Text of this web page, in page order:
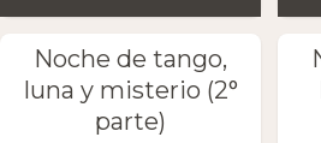
Noche de tango,
luna y misterio (2°
parte)